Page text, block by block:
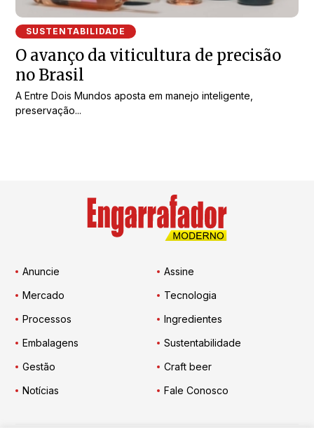
SUSTENTABILIDADE
O avanço da viticultura de precisão
no Brasil
A Entre Dois Mundos aposta em manejo inteligente,
preservação...
Anuncie
Assine
Mercado
Tecnologia
Processos
Ingredientes
Embalagens
Sustentabilidade
Gestão
Craft beer
Notícias
Fale Conosco